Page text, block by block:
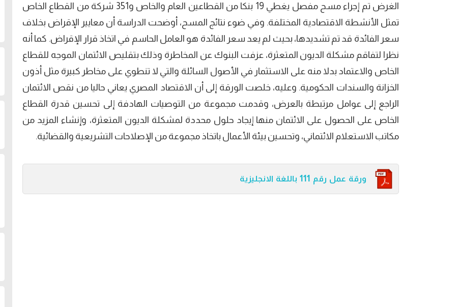
اﻟﻐﺮض ﺗﻢ إﺟﺮاء ﻣﺴﺢ ﻣﻔﺼﻞ ﻳﻐﻄﻲ 19 ﺑﻨﻜﺎ ﻣﻦ اﻟﻘﻄﺎﻋﻴﻦ اﻟﻌﺎم واﻟﺨﺎص و351 ﺷﺮكة ﻣﻦ اﻟﻘﻄﺎع اﻟﺨﺎص
ﺗﻤﺜﻞ اﻷﻧﺸﻄﺔ اﻻﻗﺘﺼﺎدﻳﺔ اﻟﻤﺨﺘﻠﻔﺔ. وﻓﻲ ﺿﻮء ﻧﺘﺎﺋﺞ اﻟﻤﺴﺢ، أوﺿﺤﺖ اﻟﺪراﺳﺔ أن ﻣﻌﺎﻳﻴﺮ اﻹﻗﺮاض ﺑﺨﻼف
ﺳﻌﺮ اﻟﻔﺎﺋﺪة ﻗﺪ ﺗﻢ ﺗﺸﺪﻳﺪها، ﺑﺤﻴﺚ ﻟﻢ ﻳﻌﺪ ﺳﻌﺮ اﻟﻔﺎﺋﺪة هو اﻟﻌﺎﻣﻞ اﻟﺤﺎﺳﻢ ﻓﻲ اﺗﺨﺎذ ﻗﺮار اﻹﻗﺮاض. كما أﻧﻪ
ﻧﻈﺮا ﻟﺘﻔﺎﻗﻢ ﻣﺸﻜﻠﺔ اﻟﺪﻳﻮن اﻟﻤﺘﻌﺜﺮة، ﻋﺰﻓﺖ اﻟﺒﻨﻮك ﻋﻦ اﻟﻤﺨﺎﻃﺮة وذﻟﻚ ﺑﺘﻘﻠﻴﺺ اﻻﺋﺘﻤﺎن اﻟﻤﻮﺟﻪ ﻟﻠﻘﻄﺎع
اﻟﺨﺎص واﻻﻋﺘﻤﺎد ﺑﺪﻻ ﻣﻨﻪ ﻋﻠﻰ اﻻﺳﺘﺜﻤﺎر ﻓﻲ اﻷﺻﻮل اﻟﺴﺎﺋﻠﺔ واﻟﺘﻲ ﻻ ﺗﻨﻄﻮي ﻋﻠﻰ ﻣﺨﺎﻃﺮ كبيرة ﻣﺜﻞ أذون
اﻟﺨﺰاﻧﺔ واﻟﺴﻨﺪات اﻟﺤﻜﻮﻣﻴﺔ. وﻋﻠﻴﻪ، ﺧﻠﺼﺖ اﻟﻮرﻗﺔ إﻟﻰ أن اﻻﻗﺘﺼﺎد اﻟﻤﺼﺮي ﻳﻌﺎﻧﻲ ﺣﺎﻟﻴﺎ ﻣﻦ ﻧﻘﺺ اﻻﺋﺘﻤﺎن
اﻟﺮاﺟﻊ إﻟﻰ ﻋﻮاﻣﻞ ﻣﺮﺗﺒﻄﺔ ﺑﺎﻟﻌﺮض، وﻗﺪﻣﺖ ﻣﺠﻤﻮﻋﺔ ﻣﻦ اﻟﺘﻮﺻﻴﺎت اﻟﻬﺎدﻓﺔ إﻟﻰ ﺗﺤﺴﻴﻦ ﻗﺪرة اﻟﻘﻄﺎع
اﻟﺨﺎص ﻋﻠﻰ اﻟﺤﺼﻮل ﻋﻠﻰ اﻻﺋﺘﻤﺎن ﻣﻨﻬﺎ إﻳﺠﺎد ﺣﻠﻮل ﻣﺤﺪدة ﻟﻤﺸﻜﻠﺔ اﻟﺪﻳﻮن اﻟﻤﺘﻌﺜﺮة، وإﻧﺸﺎء اﻟﻤﺰﻳﺪ ﻣﻦ
ﻣﻜﺎﺗﺐ اﻻﺳﺘﻌﻼم اﻻﺋﺘﻤﺎﻧﻲ، وﺗﺤﺴﻴﻦ ﺑﻴﺌﺔ اﻷﻋﻤﺎل ﺑﺎﺗﺨﺎذ ﻣﺠﻤﻮﻋﺔ ﻣﻦ اﻹﺻﻼﺣﺎت اﻟﺘﺸﺮﻳﻌﻴﺔ واﻟﻘﻀﺎﺋﻴﺔ.
ورقة عمل رقم 111 باللغة الانجليزية